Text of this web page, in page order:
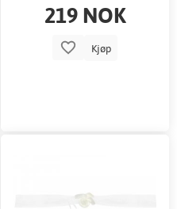
219 NOK
Kjøp